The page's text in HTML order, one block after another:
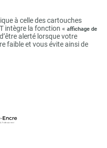
à celle des cartouches
intègre la fonction « affichage de
alerté lorsque votre
faible et vous évite ainsi de